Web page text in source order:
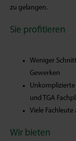
zu gelangen.
Sie profitieren
Weniger
Gewerken
und TGA
Viele
Wir bieten